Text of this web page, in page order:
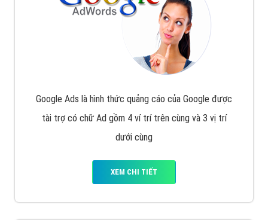
Google Ads là hình thức quảng cáo của Google được
tài trợ có chữ Ad gồm 4 ví trí trên cùng và 3 vị trí
dưới cùng
XEM CHI TIẾT